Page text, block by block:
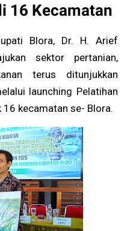
16 Kecamatan
Blora, Dr. H. Arief
sektor pertanian,
terus ditunjukkan
launching Pelatihan
16 kecamatan se- Blora.